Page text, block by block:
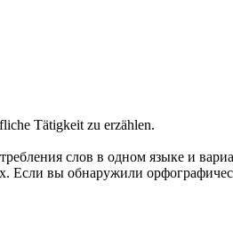
Tätigkeit zu erzählen.
слов в одном языке и
Если вы обнаружили